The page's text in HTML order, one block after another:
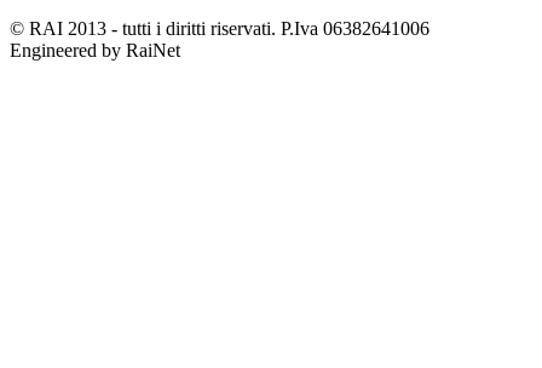
© RAI 2013 - tutti i diritti riservati. P.Iva 06382641006
Engineered by RaiNet